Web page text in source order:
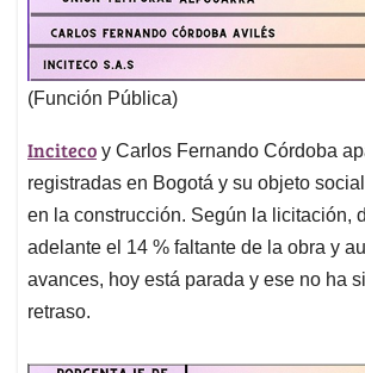
(Función Pública)
Inciteco y Carlos Fernando Córdoba
registradas en Bogotá y su objeto
en la construcción. Según la licitación,
adelante el 14 % faltante de la obra y
avances, hoy está parada y ese no ha
retraso.